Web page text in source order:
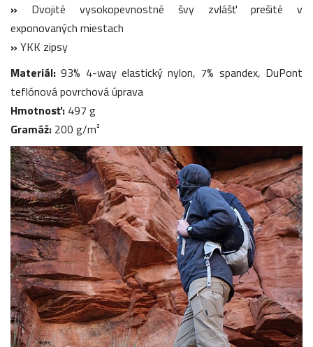
» Dvojité vysokopevnostné švy zvlášť prešité v
exponovaných miestach
» YKK zipsy
Materiál: 93% 4-way elastický nylon, 7% spandex, DuPont
teflónová povrchová úprava
Hmotnosť: 497 g
Gramáž: 200 g/m²